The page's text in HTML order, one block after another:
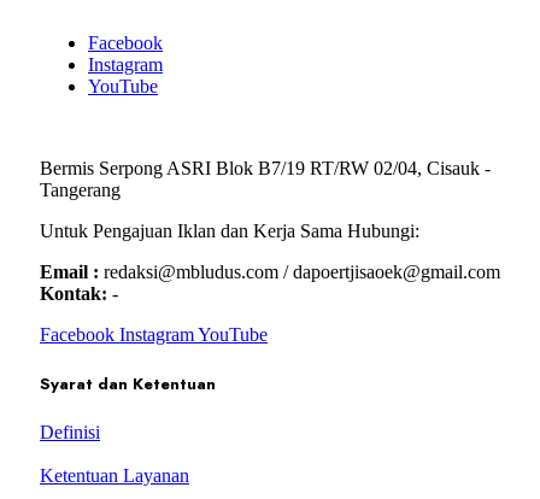
Facebook
Instagram
YouTube
Bermis Serpong ASRI Blok B7/19 RT/RW 02/04, Cisauk -
Tangerang
Untuk Pengajuan Iklan dan Kerja Sama Hubungi:
Email : redaksi@mbludus.com / dapoertjisaoek@gmail.com
Kontak: -
Facebook InstagramYouTube
Syarat dan Ketentuan
Definisi
Ketentuan Layanan